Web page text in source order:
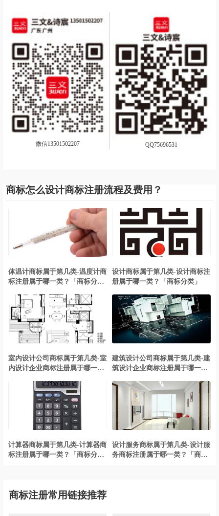
微信13501502207 QQ75696531
商标怎么设计商标注册流程及费用？
体温计商标属于第几类-温度计商
标注册属于哪一类？「商标分
设计商标属于第几类-设计商标注
册属于哪一类？「商标分类」
室内设计公司商标属于第几类-室
内设计企业商标注册属于哪一
建筑设计公司商标属于第几类-建
筑设计企业商标注册属于哪一
计算器商标属于第几类-计算器商
标注册属于哪一类？「商标分
设计服务商标属于第几类-设计服
务商标注册属于哪一类？「商标
商标注册常用链接推荐